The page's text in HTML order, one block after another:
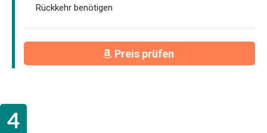
Rückkehr benötigen
Preis prüfen